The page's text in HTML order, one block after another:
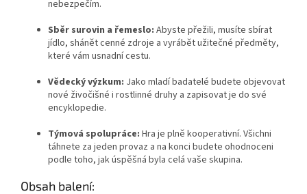
nebezpečím.
Sběr surovin a řemeslo: Abyste přežili, musíte sbírat
jídlo, shánět cenné zdroje a vyrábět užitečné předměty,
které vám usnadní cestu.
Vědecký výzkum: Jako mladí badatelé budete objevovat
nové živočišné i rostlinné druhy a zapisovat je do své
encyklopedie.
Týmová spolupráce: Hra je plně kooperativní. Všichni
táhnete za jeden provaz a na konci budete ohodnoceni
podle toho, jak úspěšná byla celá vaše skupina.
Obsah balení: